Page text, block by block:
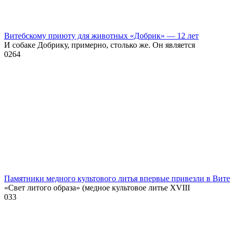
Витебскому приюту для животных «Добрик» — 12 лет
И собаке Добрику, примерно, столько же. Он является
0264
Памятники медного культового литья впервые привезли в
«Свет литого образа» (медное культовое литье XVIII
033